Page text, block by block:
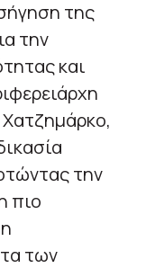
της
την
και
Χατζημάρκο,
την
πιο
των